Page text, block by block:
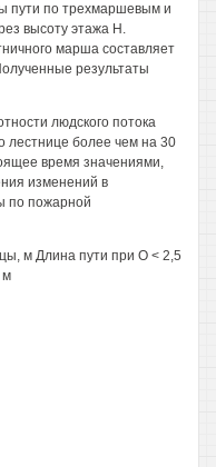
пути по трехмаршевым и
высоту этажа Н.
марша составляет
результаты
людского потока
лестнице более чем на 30
время значениями,
изменений в
по пожарной
м Длина пути при О < 2,5
м